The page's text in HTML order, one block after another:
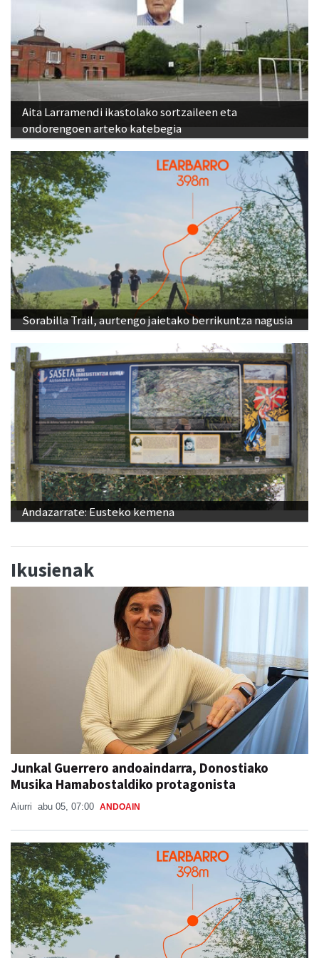
Aita Larramendi ikastolako sortzaileen eta
ondorengoen arteko katebegia
Sorabilla Trail, aurtengo jaietako berrikuntza nagusia
Andazarrate: Eusteko kemena
Ikusienak
Junkal Guerrero andoaindarra, Donostiako
Musika Hamabostaldiko protagonista
Aiurri abu 05, 07:00 ANDOAIN